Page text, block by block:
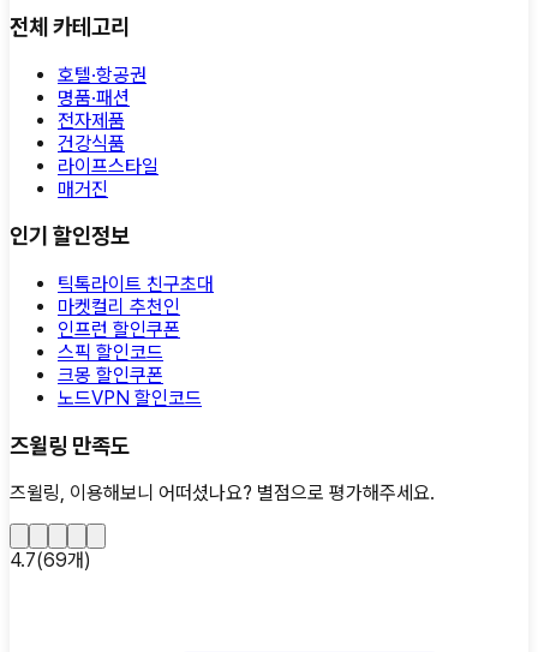
전체 카테고리
호텔·항공권
명품·패션
전자제품
건강식품
라이프스타일
매거진
인기 할인정보
틱톡라이트 친구초대
마켓컬리 추천인
인프런 할인쿠폰
스픽 할인코드
크몽 할인쿠폰
노드VPN 할인코드
즈윌링 만족도
즈윌링, 이용해보니 어떠셨나요? 별점으로 평가해주세요.
4.7(69개)